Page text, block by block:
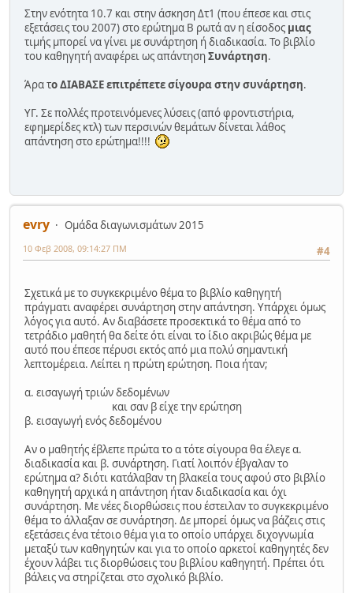
Στην ενότητα 10.7 και στην άσκηση Δτ1 (που έπεσε και στις
εξετάσεις του 2007) στο ερώτημα Β ρωτά αν η είσοδος μιας
τιμής μπορεί να γίνει με συνάρτηση ή διαδικασία. Το βιβλίο
του καθηγητή αναφέρει ως απάντησηΣυνάρτηση.
Άρα το ΔΙΑΒΑΣΕ επιτρέπετε σίγουρα στην συνάρτηση.
ΥΓ. Σε πολλές προτεινόμενες λύσεις (από φροντιστήρια,
εφημερίδες κτλ) των περσινών θεμάτων δίνεται λάθος
απάντηση στο ερώτημα!!!!
evry
Ομάδα διαγωνισμάτων 2015
#4
10 Φεβ 2008, 09:14:27 ΠΜ
Σχετικά με το συγκεκριμένο θέμα το βιβλίο καθηγητή
πράγματι αναφέρει συνάρτηση στην απάντηση. Υπάρχει όμως
λόγος για αυτό. Αν διαβάσετε προσεκτικά το θέμα από το
τετράδιο μαθητή θα δείτε ότι είναι το ίδιο ακριβώς θέμα με
αυτό που έπεσε πέρυσι εκτός από μια πολύ σημαντική
λεπτομέρεια. Λείπει η πρώτη ερώτηση. Ποια ήταν;
α. εισαγωγή τριών δεδομένων
και σαν β είχε την ερώτηση
β. εισαγωγή ενός δεδομένου
Αν ο μαθητής έβλεπε πρώτα το α τότε σίγουρα θα έλεγε α.
διαδικασία και β. συνάρτηση. Γιατί λοιπόν έβγαλαν το
ερώτημα α? διότι κατάλαβαν τη βλακεία τους αφού στο βιβλίο
καθηγητή αρχικά η απάντηση ήταν διαδικασία και όχι
συνάρτηση. Με νέες διορθώσεις που έστειλαν το συγκεκριμένο
θέμα το άλλαξαν σε συνάρτηση. Δε μπορεί όμως να βάζεις στις
εξετάσεις ένα τέτοιο θέμα για το οποίο υπάρχει διχογνωμία
μεταξύ των καθηγητών και για το οποίο αρκετοί καθηγητές δεν
έχουν λάβει τις διορθώσεις του βιβλίου καθηγητή. Πρέπει ότι
βάλεις να στηρίζεται στο σχολικό βιβλίο.